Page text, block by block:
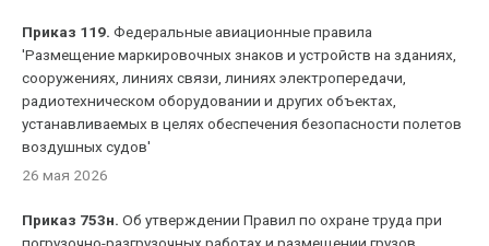
Приказ 119. Федеральные авиационные правила
'Размещение маркировочных знаков и устройств на зданиях,
сооружениях, линиях связи, линиях электропередачи,
радиотехническом оборудовании и других объектах,
устанавливаемых в целях обеспечения безопасности полетов
воздушных судов'
26 мая 2026
Приказ 753н. Об утверждении Правил по охране труда при